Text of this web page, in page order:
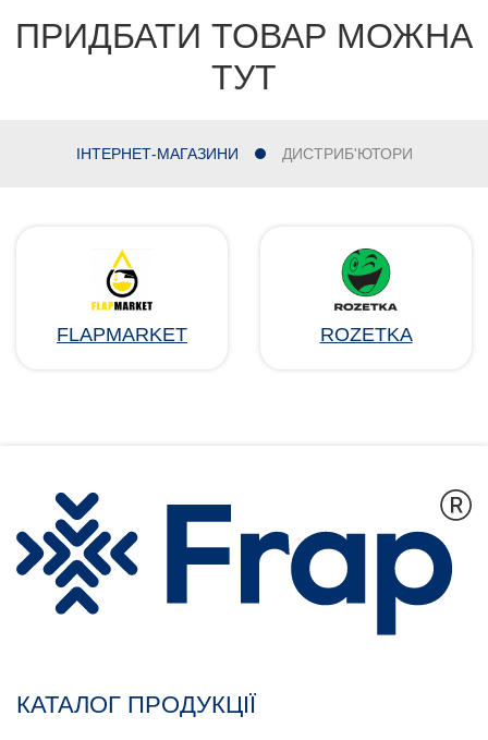
ПРИДБАТИ ТОВАР МОЖНА
ТУТ
ІНТЕРНЕТ-МАГАЗИНИ ДИСТРИБ'ЮТОРИ
FLAPMARKET ROZETKA
КАТАЛОГ ПРОДУКЦІЇ